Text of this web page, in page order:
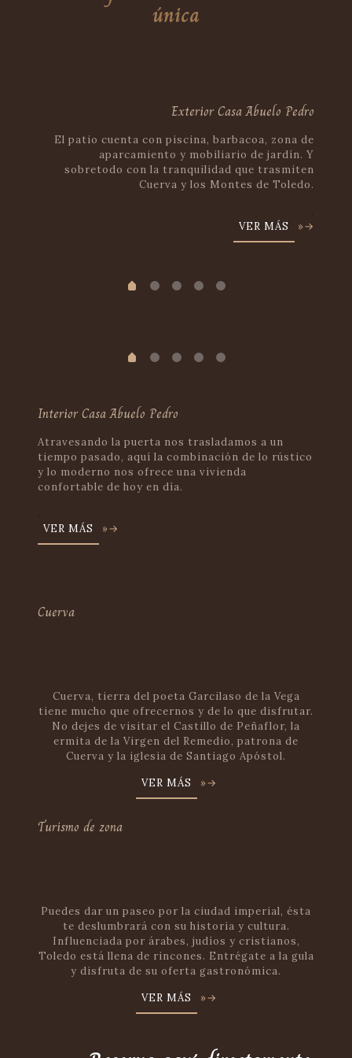
única
Exterior Casa Abuelo Pedro
El patio cuenta con piscina, barbacoa, zona de
aparcamiento y mobiliario de jardín. Y
sobretodo con la tranquilidad que trasmiten
Cuerva y los Montes de Toledo.
.
VER MÁS
»→
Interior Casa Abuelo Pedro
Atravesando la puerta nos trasladamos a un
tiempo pasado, aquí la combinación de lo rústico
y lo moderno nos ofrece una vivienda
confortable de hoy en día.
.
VER MÁS
»→
Cuerva
Cuerva, tierra del poeta Garcilaso de la Vega
tiene mucho que ofrecernos y de lo que disfrutar.
No dejes de visitar el Castillo de Peñaflor, la
ermita de la Virgen del Remedio, patrona de
Cuerva y la iglesia de Santiago Apóstol.
VER MÁS
»→
Turismo de zona
Puedes dar un paseo por la ciudad imperial, ésta
te deslumbrará con su historia y cultura.
Influenciada por árabes, judíos y cristianos,
Toledo está llena de rincones. Entrégate a la gula
y disfruta de su oferta gastronómica.
VER MÁS
»→